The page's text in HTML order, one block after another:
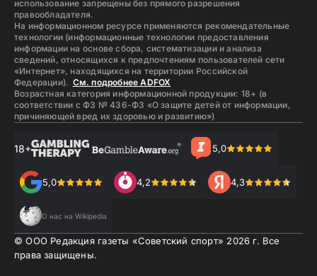
использование запрещены без прямого разрешения
правообладателя.
На информационном ресурсе применяются рекомендательные
технологии (информационные технологии предоставления
информации на основе сбора, систематизации и анализа
сведений, относящихся к предпочтениям пользователей сети
«Интернет», находящихся на территории Российской
Федерации). См. подробнее ADFOX
Возрастная категория информационной продукции: 18+ (в
соответствии с ФЗ № 436-ФЗ «О защите детей от информации,
причиняющей вред их здоровью и развитию»)
18+ 5,0
5,0 4,2 4,3
О нас на Wikipedia
© ООО Редакция газеты «Советский спорт» 2026 г. Все
права защищены.